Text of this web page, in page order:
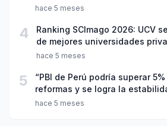
año escolar 2026
hace 5 meses
4
Ranking SCImago 2026: UCV
de mejores universidades
hace 5 meses
5
“PBI de Perú podría superar
reformas y se logra la
hace 5 meses